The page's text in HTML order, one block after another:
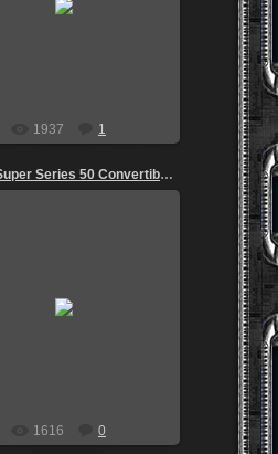
1937 1
Buick-Super Series 50 Convertible 1949-3
1616 0